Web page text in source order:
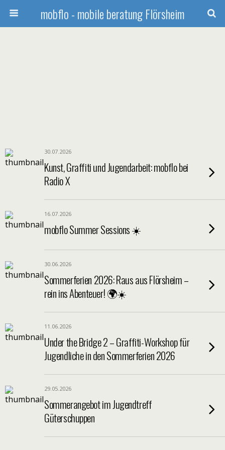
mobflo - mobile beratung Flörsheim
30.07.2026
Kunst, Graffiti und Jugendarbeit: mobflo bei
Radio X
16.07.2026
mobflo Summer Sessions ☀️
30.06.2026
Sommerferien 2026: Raus aus Flörsheim –
rein ins Abenteuer! 🌍☀️
11.06.2026
Under the Bridge 2 – Graffiti-Workshop für
Jugendliche in den Sommerferien 2026
29.05.2026
Sommerangebot im Jugendtreff
Güterschuppen